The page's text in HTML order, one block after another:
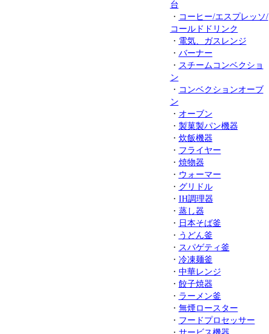
台
・ コーヒー/エスプレッソ/
コールドドリンク
・ 電気、ガスレンジ
・ バーナー
・ スチームコンベクショ
ン
・ コンベクションオーブ
ン
・ オーブン
・ 製菓製パン機器
・ 炊飯機器
・ フライヤー
・ 焼物器
・ ウォーマー
・ グリドル
・ IH調理器
・ 蒸し器
・ 日本そば釜
・ うどん釜
・ スパゲティ釜
・ 冷凍麺釜
・ 中華レンジ
・ 餃子焼器
・ ラーメン釜
・ 無煙ロースター
・ フードプロセッサー